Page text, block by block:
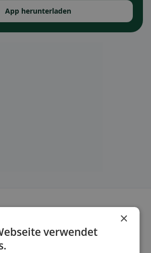
App herunterladen
in Meinier
passend zu deiner Ernährungsweise.
×
verwendet